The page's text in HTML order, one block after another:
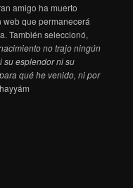
amigo ha muerto
que permanecerá
También seleccionó,
no trajo ningún
su esplendor ni su
qué he venido, ni por